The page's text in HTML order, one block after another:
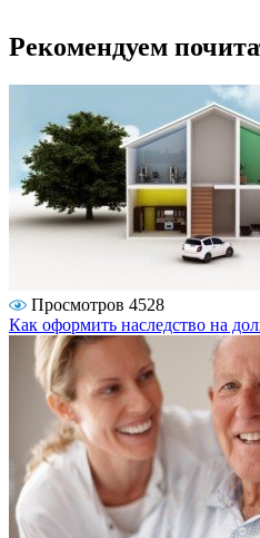
Рекомендуем
Просмотров 4528
Как оформить наследство на